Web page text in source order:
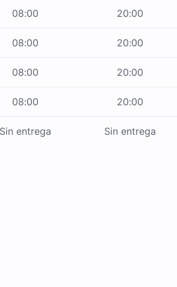
08:00 20:00
08:00 20:00
08:00 20:00
08:00 20:00
Sin entrega Sin entrega